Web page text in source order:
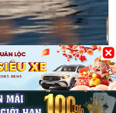
số gì? Điềm báo và
0 252